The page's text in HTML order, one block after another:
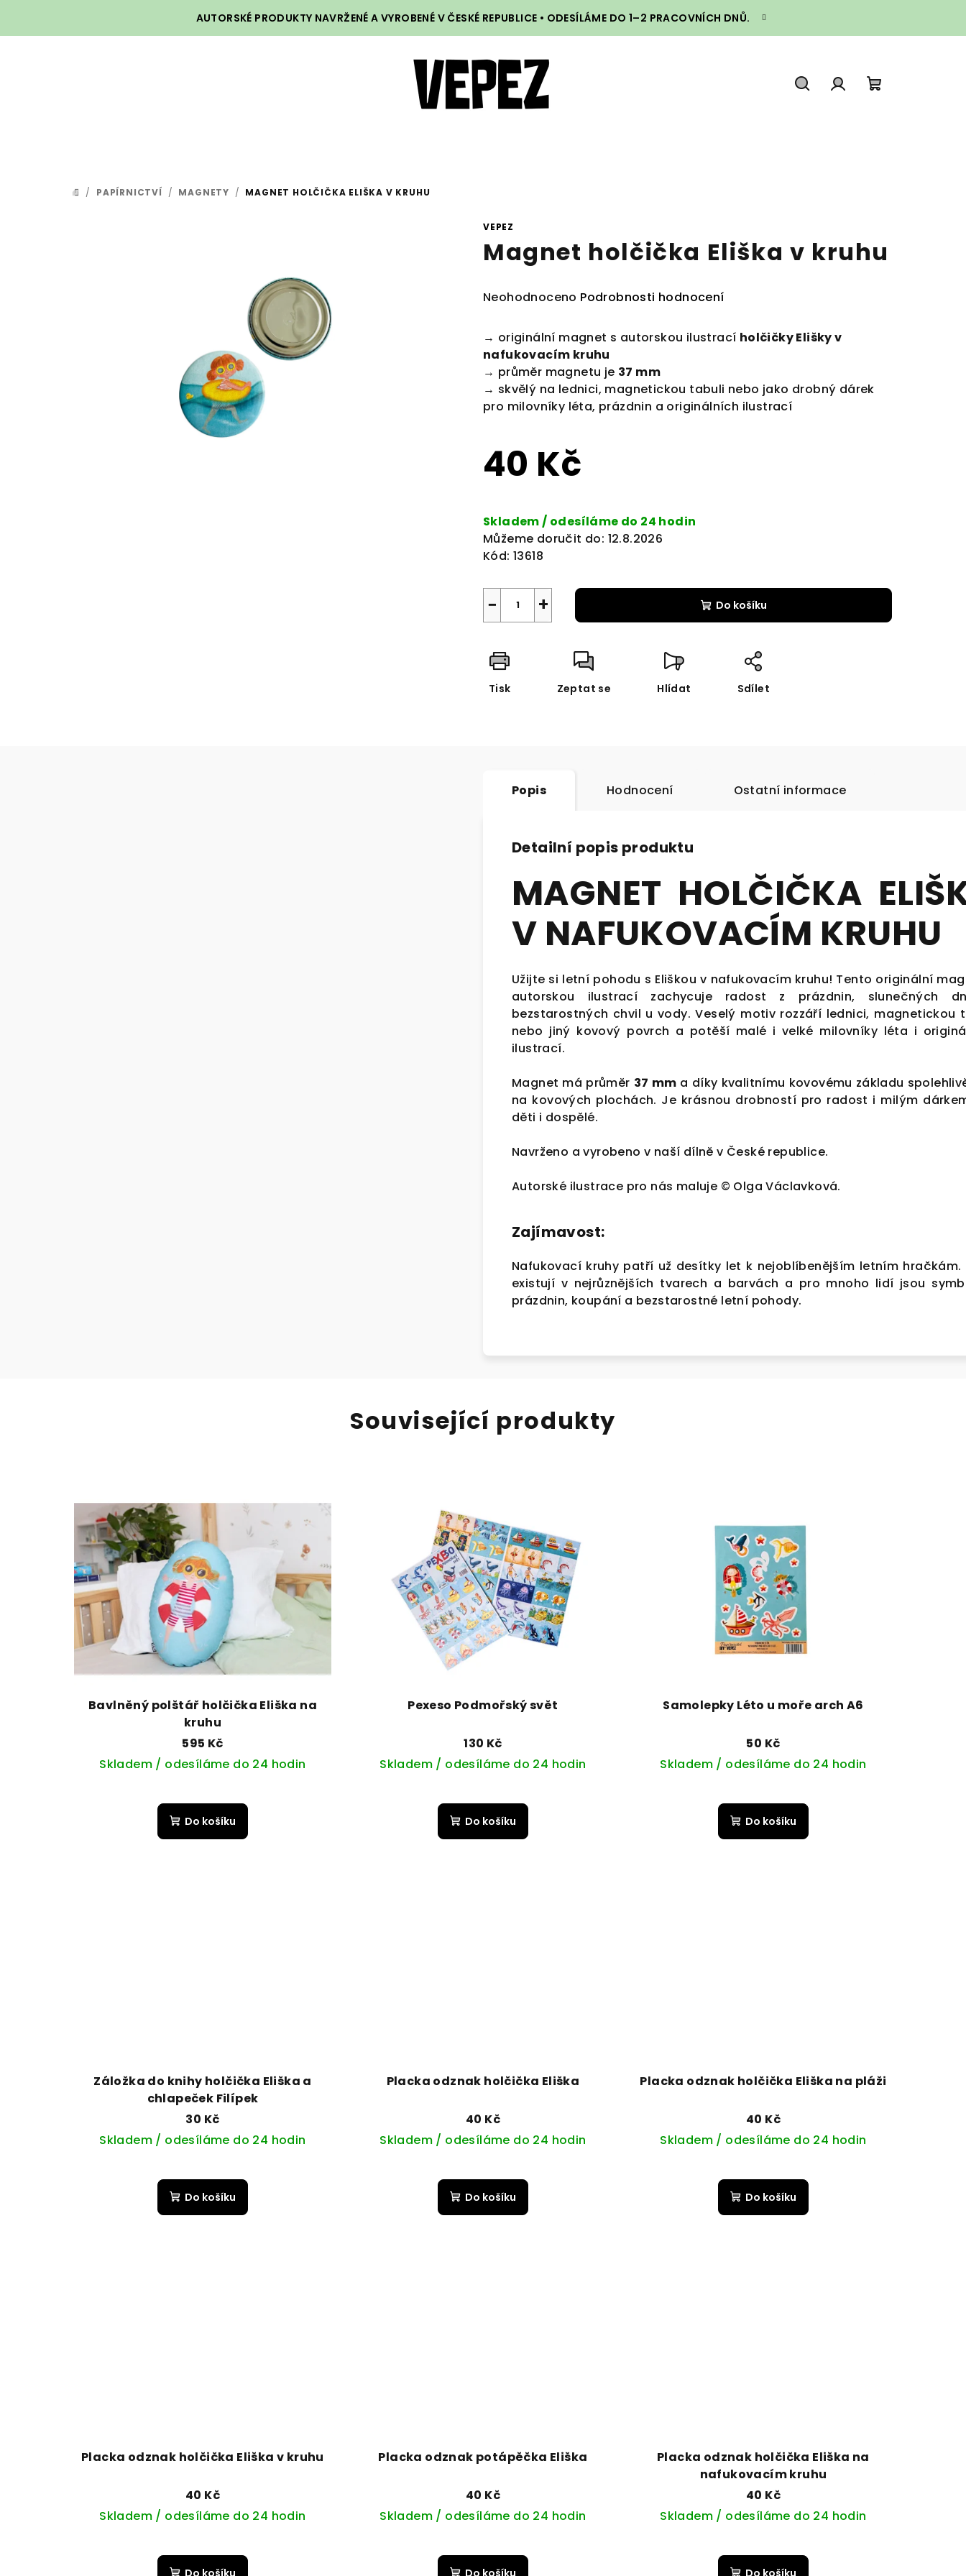
AUTORSKÉ PRODUKTY NAVRŽENÉ A VYROBENÉ V ČESKÉ REPUBLICE • ODESÍLÁME DO 1–2 PRACOVNÍCH DNŮ.
DOMŮ
/ PAPÍRNICTVÍ / MAGNETY / MAGNET HOLČIČKA ELIŠKA V KRUHU
VEPEZ
Magnet holčička Eliška v kruhu
Průměrné
produktu
je
0,0
5
hvězdiček.
Neohodnoceno Podrobnosti hodnocení
→ originální magnet s autorskou ilustrací holčičky Elišky v
nafukovacím kruhu
→ průměr magnetu je 37 mm
→ skvělý na lednici, magnetickou tabuli nebo jako drobný dárek
pro milovníky léta, prázdnin a originálních ilustrací
40 Kč
cena:
Skladem / odesíláme do 24 hodin
Můžeme doručit do: 12.8.2026
Kód: 13618
+
− Do košíku
Tisk Zeptat se Hlídat Sdílet
Popis Hodnocení Ostatní informace
Detailní popis produktu
MAGNET HOLČIČKA
V NAFUKOVACÍM KRUHU
Užijte si letní pohodu s Eliškou v nafukovacím kruhu! Tento originální
autorskou ilustrací zachycuje radost z prázdnin, slunečných
bezstarostných chvil u vody. Veselý motiv rozzáří lednici, magnetickou
nebo jiný kovový povrch a potěší malé i velké milovníky léta i
ilustrací.
Magnet má průměr 37 mm a díky kvalitnímu kovovému základu
na kovových plochách. Je krásnou drobností pro radost i milým
děti i dospělé.
Navrženo a vyrobeno v naší dílně v České republice.
Autorské ilustrace pro nás maluje © Olga Václavková.
Zajímavost:
Nafukovací kruhy patří už desítky let k nejoblíbenějším letním hračkám.
existují v nejrůznějších tvarech a barvách a pro mnoho lidí jsou
prázdnin, koupání a bezstarostné letní pohody.
Související produkty
Bavlněný polštář holčička Eliška na
kruhu
595 Kč
Skladem / odesíláme do 24 hodin
Do košíku
Pexeso Podmořský svět
130 Kč
Skladem / odesíláme do 24 hodin
Do košíku
Samolepky Léto u moře arch A6
50 Kč
Skladem / odesíláme do 24 hodin
Do košíku
Záložka do knihy holčička Eliška a
chlapeček Filípek
30 Kč
Skladem / odesíláme do 24 hodin
Do košíku
Placka odznak holčička Eliška
40 Kč
Skladem / odesíláme do 24 hodin
Do košíku
Placka odznak holčička Eliška na pláži
40 Kč
Skladem / odesíláme do 24 hodin
Do košíku
Placka odznak holčička Eliška v kruhu
40 Kč
Skladem / odesíláme do 24 hodin
Placka odznak potápěčka Eliška
40 Kč
Skladem / odesíláme do 24 hodin
Placka odznak holčička Eliška na
nafukovacím kruhu
40 Kč
Skladem / odesíláme do 24 hodin